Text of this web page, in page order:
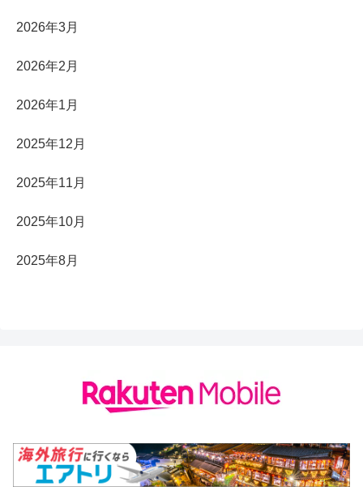
2026年3月
2026年2月
2026年1月
2025年12月
2025年11月
2025年10月
2025年8月